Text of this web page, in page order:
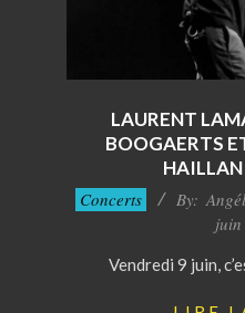
LAURENT
BOOGAERTS
2017-
Concerts By:
Vendredi 9 juin,